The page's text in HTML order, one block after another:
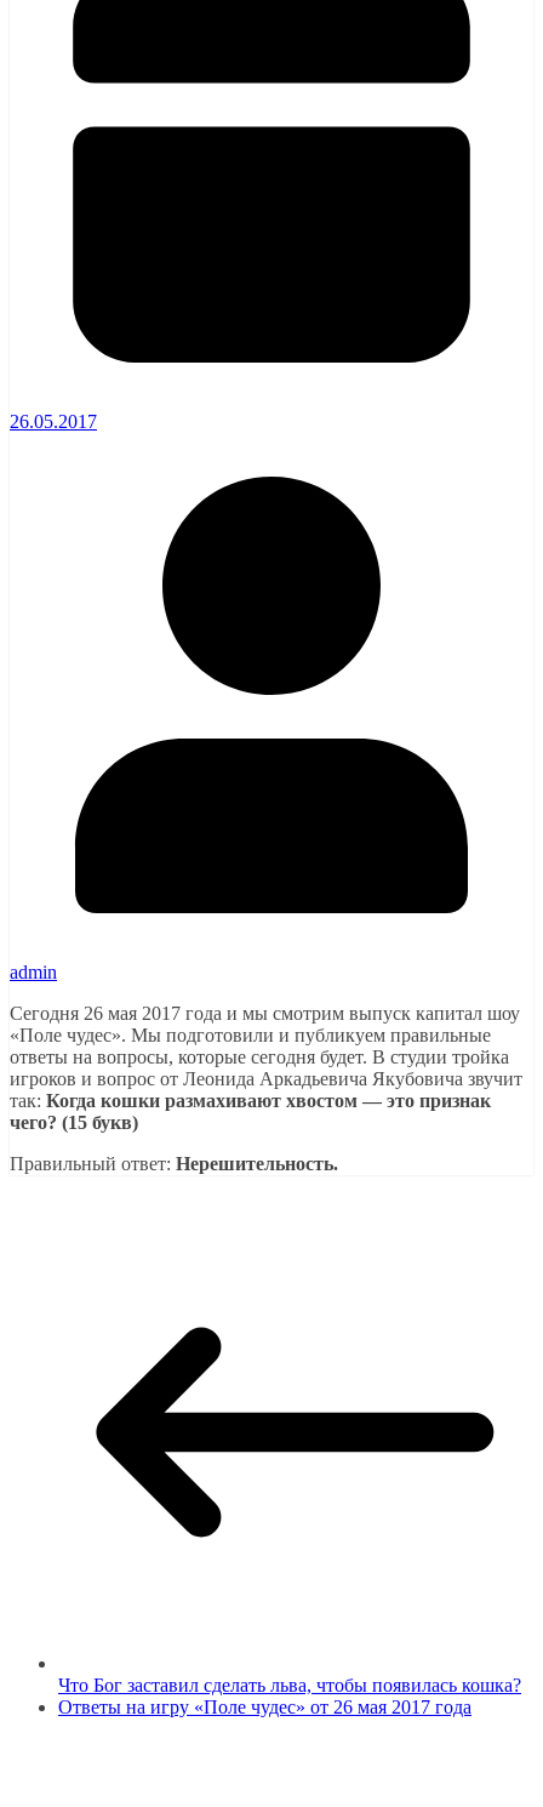
26.05.2017
admin
Сегодня 26 мая 2017 года и мы смотрим выпуск капитал шоу
«Поле чудес». Мы подготовили и публикуем правильные
ответы на вопросы, которые сегодня будет. В студии тройка
игроков и вопрос от Леонида Аркадьевича Якубовича звучит
так: Когда кошки размахивают хвостом — это признак
чего? (15 букв)
Правильный ответ: Нерешительность.
Что Бог заставил сделать льва, чтобы появилась кошка?
Ответы на игру «Поле чудес» от 26 мая 2017 года